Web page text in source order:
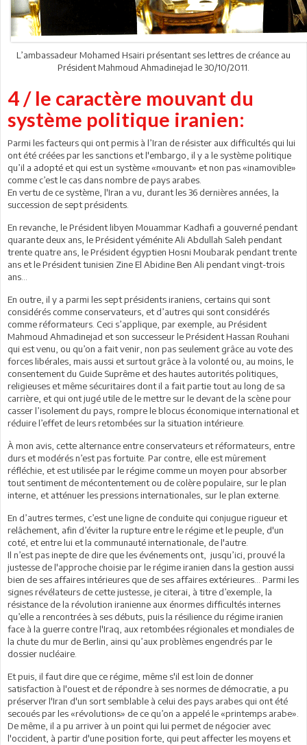
L’ambassadeur Mohamed Hsairi présentant ses lettres de créance au
Président Mahmoud Ahmadinejad le 30/10/2011.
4 / le caractère mouvant du
système politique iranien:
Parmi les facteurs qui ont permis à l’Iran de résister aux difficultés qui lui
ont été créées par les sanctions et l'embargo, il y a le système politique
qu’il a adopté et qui est un système «mouvant» et non pas «inamovible»
comme c’est le cas dans nombre de pays arabes.
En vertu de ce système, l'Iran a vu, durant les 36 dernières années, la
succession de sept présidents.
En revanche, le Président libyen Mouammar Kadhafi a gouverné pendant
quarante deux ans, le Président yéménite Ali Abdullah Saleh pendant
trente quatre ans, le Président égyptien Hosni Moubarak pendant trente
ans et le Président tunisien Zine El Abidine Ben Ali pendant vingt-trois
ans...
En outre, il y a parmi les sept présidents iraniens, certains qui sont
considérés comme conservateurs, et d’autres qui sont considérés
comme réformateurs. Ceci s’applique, par exemple, au Président
Mahmoud Ahmadinejad et son successeur le Président Hassan Rouhani
qui est venu, ou qu’on a fait venir, non pas seulement grâce au vote des
forces libérales, mais aussi et surtout grâce à la volonté ou, au moins, le
consentement du Guide Suprême et des hautes autorités politiques,
religieuses et même sécuritaires dont il a fait partie tout au long de sa
carrière, et qui ont jugé utile de le mettre sur le devant de la scène pour
casser l’isolement du pays, rompre le blocus économique international et
réduire l’effet de leurs retombées sur la situation intérieure.
À mon avis, cette alternance entre conservateurs et réformateurs, entre
durs et modérés n’est pas fortuite. Par contre, elle est mûrement
réfléchie, et est utilisée par le régime comme un moyen pour absorber
tout sentiment de mécontentement ou de colère populaire, sur le plan
interne, et atténuer les pressions internationales, sur le plan externe.
En d’autres termes, c’est une ligne de conduite qui conjugue rigueur et
relâchement, afin d’éviter la rupture entre le régime et le peuple, d'un
coté, et entre lui et la communauté internationale, de l'autre.
Il n’est pas inepte de dire que les événements ont, jusqu’ici, prouvé la
justesse de l'approche choisie par le régime iranien dans la gestion aussi
bien de ses affaires intérieures que de ses affaires extérieures... Parmi les
signes révélateurs de cette justesse, je citerai, à titre d’exemple, la
résistance de la révolution iranienne aux énormes difficultés internes
qu’elle a rencontrées à ses débuts, puis la résilience du régime iranien
face à la guerre contre l'Iraq, aux retombées régionales et mondiales de
la chute du mur de Berlin, ainsi qu’aux problèmes engendrés par le
dossier nucléaire.
Et puis, il faut dire que ce régime, même s'il est loin de donner
satisfaction à l'ouest et de répondre à ses normes de démocratie, a pu
préserver l'Iran d'un sort semblable à celui des pays arabes qui ont été
secoués par les «révolutions» de ce qu’on a appelé le «printemps arabe».
De même, il a pu arriver à un point qui lui permet de négocier avec
l'occident, à partir d'une position forte, qui peut affecter les moyens et